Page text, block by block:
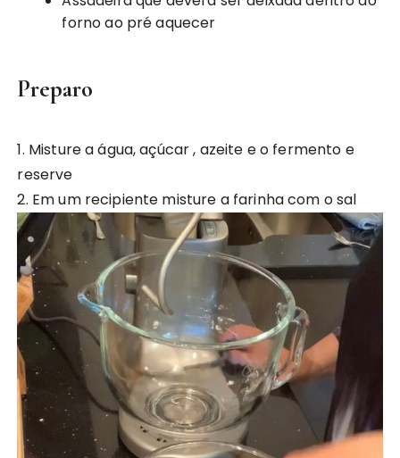
forno ao pré aquecer
Preparo
1. Misture a água, açúcar , azeite e o fermento e
reserve
2. Em um recipiente misture a farinha com o sal